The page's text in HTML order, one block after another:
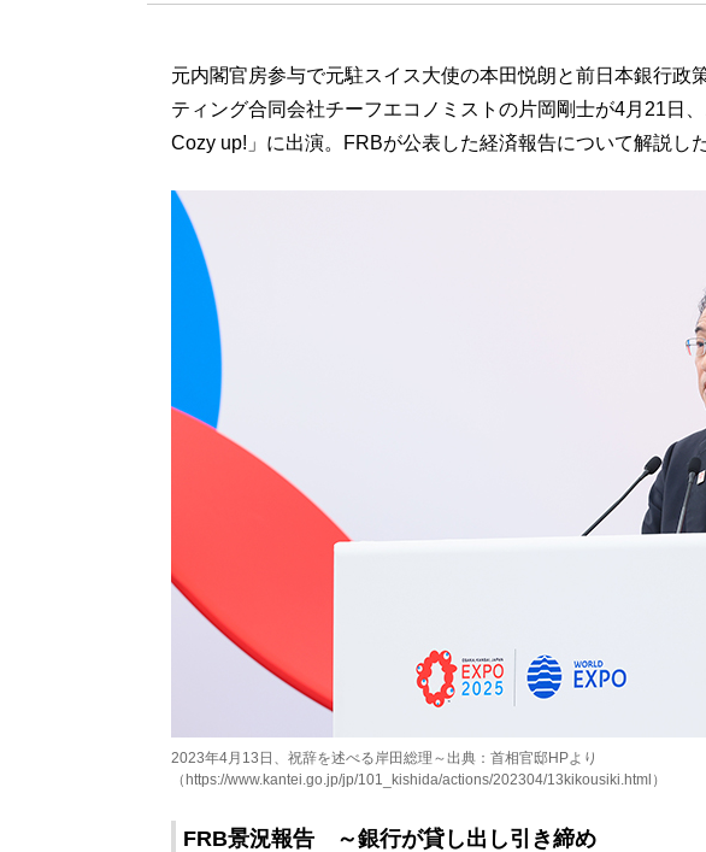
元内閣官房参与で元駐スイス大使の本田悦朗と前日本銀行政
ティング合同会社チーフエコノミストの片岡剛士が4月21日
Cozy up!」に出演。FRBが公表した経済報告について解説した
2023年4月13日、祝辞を述べる岸田総理～出典：首相官邸HPより
（https://www.kantei.go.jp/jp/101_kishida/actions/202304/13kikousiki.html）
FRB景況報告 ～銀行が貸し出し引き締め